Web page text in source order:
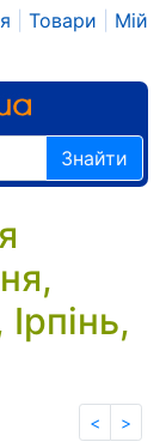
Товари
Мій
Знайти
< >